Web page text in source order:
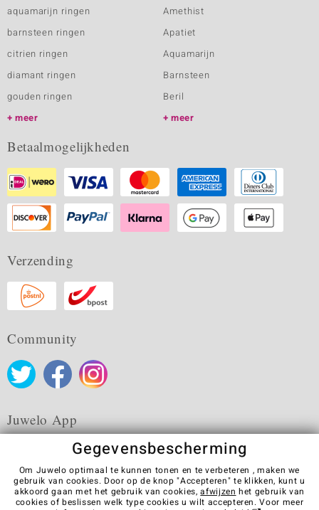
aquamarijn ringen
barnsteen ringen
citrien ringen
diamant ringen
gouden ringen
meer
Amethist
Apatiet
Aquamarijn
Barnsteen
Beril
meer
Betaalmogelijkheden
Verzending
Community
Juwelo App
Algemene verkoopvoorwaarden Privacybeleid
Cookies
Gegevensbescherming
Om Juwelo optimaal te kunnen tonen en te verbeteren , maken we
gebruik van cookies. Door op de knop "Accepteren" te klikken, kunt u
akkoord gaan met het gebruik van cookies,afwijzen het gebruik van
cookies of beslissen welk type cookies u wilt accepteren. Voor meer